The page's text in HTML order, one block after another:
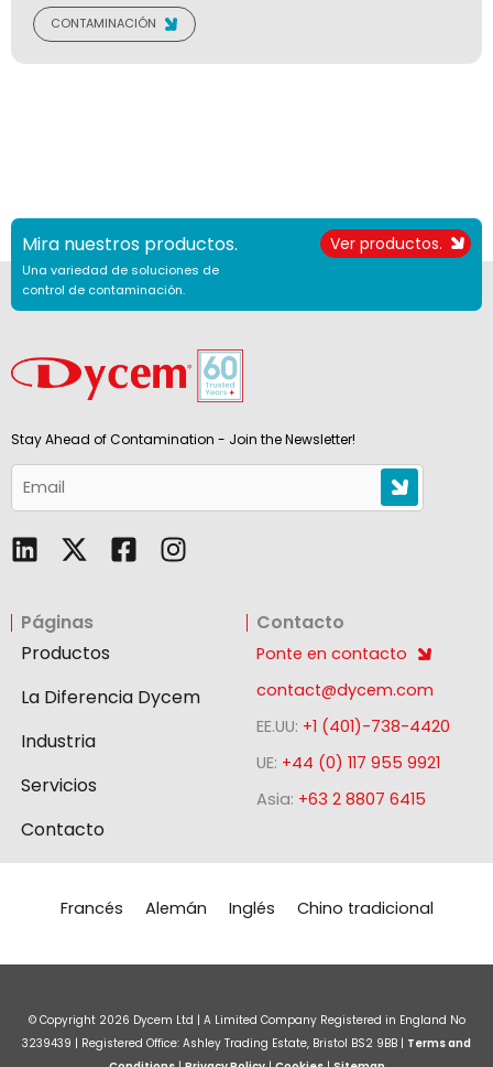
CONTAMINACIÓN
Mira nuestros productos.
Una variedad de soluciones de
control de contaminación.
Ver productos.
Stay Ahead of Contamination - Join the Newsletter!
L
n
k
e
d
i
n
F
o
o
I
g
r
Páginas
Productos
La Diferencia Dycem
Industria
Servicios
Contacto
Contacto
Ponte en contacto
contact@dycem.com
EE.UU: +1 (401)-738-4420
UE: +44 (0) 117 955 9921
Asia: +63 2 8807 6415
Francés Alemán Inglés Chino tradicional
© Copyright 2026 Dycem Ltd | A Limited Company Registered in England No
3239439 | Registered Office: Ashley Trading Estate, Bristol BS2 9BB | Terms and